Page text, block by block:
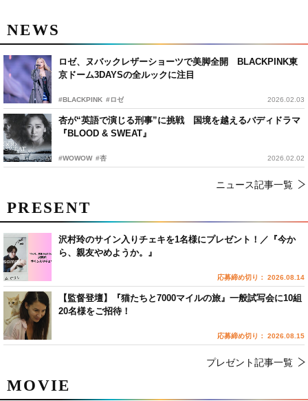
NEWS
ロゼ、ヌバックレザーショーツで美脚全開 BLACKPINK東
京ドーム3DAYSの全ルックに注目
#BLACKPINK #ロゼ 2026.02.03
杏が“英語で演じる刑事”に挑戦 国境を越えるバディドラマ
『BLOOD & SWEAT』
#WOWOW #杏 2026.02.02
ニュース記事一覧
MOVIE
PRESENT
沢村玲のサイン入りチェキを1名様にプレゼント！／『今か
ら、親友やめようか。』
応募締め切り： 2026.08.14
【監督登壇】『猫たちと7000マイルの旅』一般試写会に10組
20名様をご招待！
応募締め切り： 2026.08.15
プレゼント記事一覧